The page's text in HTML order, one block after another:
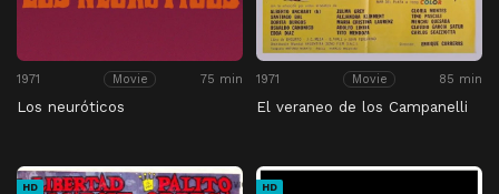
1971 Movie 75 min
Los neuróticos
1971 Movie 85 min
El veraneo de los Campanelli
HD HD